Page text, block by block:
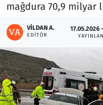
mağdura 70,9
VILDAN A.
EDITÖR
17.05.2026
Memur ve Kamu
Otomobil
Oyun
Ramazan